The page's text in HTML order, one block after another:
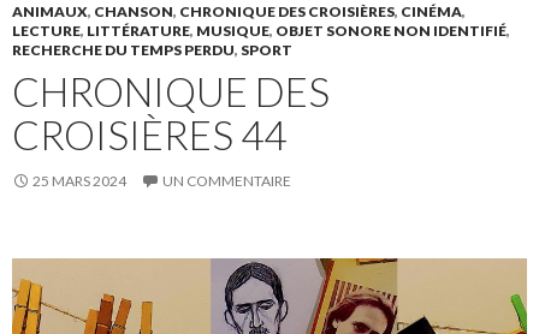
ANIMAUX, CHANSON, CHRONIQUE DES CROISIÈRES, CINÉMA,
LECTURE, LITTÉRATURE, MUSIQUE, OBJET SONORE NON IDENTIFIÉ,
RECHERCHE DU TEMPS PERDU, SPORT
CHRONIQUE DES
CROISIÈRES 44
25 MARS 2024 UN COMMENTAIRE